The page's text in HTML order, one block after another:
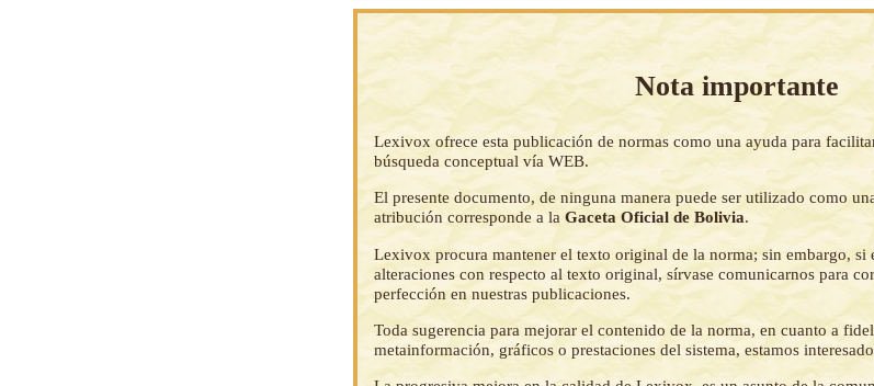
Nota importante
Lexivox ofrece esta publicación de normas como una ayuda para
búsqueda conceptual vía WEB.
El presente documento, de ninguna manera puede ser utilizado como
atribución corresponde a laGaceta Oficial de Bolivia.
Lexivox procura mantener el texto original de la norma; sin embargo, si
alteraciones con respecto al texto original, sírvase comunicarnos para
perfección en nuestras publicaciones.
Toda sugerencia para mejorar el contenido de la norma, en cuanto a
metainformación, gráficos o prestaciones del sistema, estamos